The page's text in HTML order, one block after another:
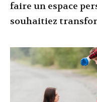
faire un espace
souhaitiez